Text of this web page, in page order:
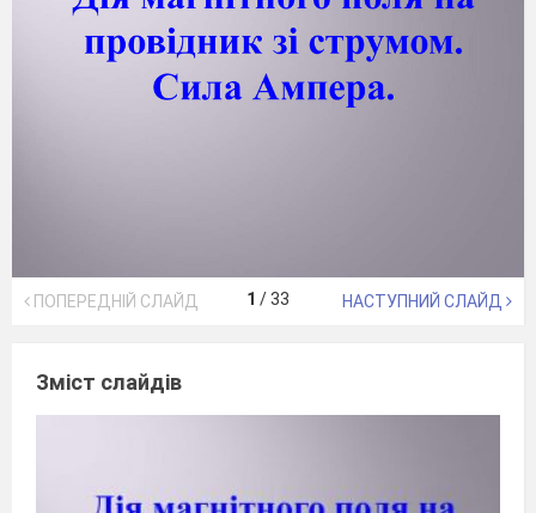
ПОПЕРЕДНІЙ СЛАЙД 1 /33 НАСТУПНИЙ СЛАЙД
Зміст слайдів